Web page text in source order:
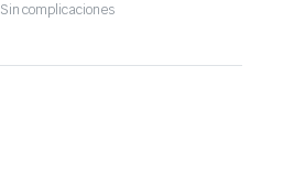
Sin complicaciones